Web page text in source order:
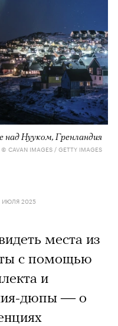
над Нууком, Гренландия
© CAVAN IMAGES / GETTY IMAGES
ИЮЛЯ 2025
места из
с помощью
и
дюпы — о